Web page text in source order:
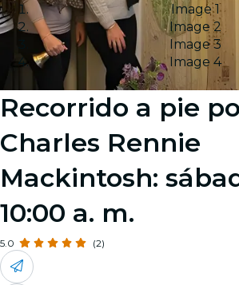
Image 1
Image 2
Image 3
Image 4
Recorrido a pie
Charles Rennie
Mackintosh:
10:00 a. m.
5.0 (2)